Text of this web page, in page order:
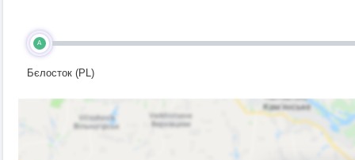
A
Бєлосток (PL)